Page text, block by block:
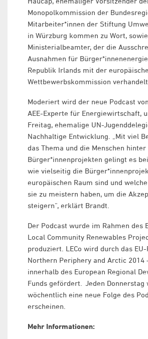
Monopolkommission der
Mitarbeiter*innen der Stiftung
in Würzburg kommen zu Wort,
Ministerialbeamter, der die
Ausnahmen für
Republik Irlands mit der
Wettbewerbskommission verhandelt.
Moderiert wird der neue Podcast
AEE-Experte für Energiewirtschaft,
Freitag, ehemalige UN-
Nachhaltige Entwicklung. „Mit viel
das Thema und die Menschen hinter
Bürger*innenprojekten gelingt es
wie vielseitig die
europäischen Raum sind und
sie zu meistern haben, um die
steigern“, erklärt Brandt.
Der Podcast wurde im Rahmen des
Local Community Renewables
produziert. LECo wird durch das
Northern Periphery and Arctic 2014
innerhalb des European Regional
Funds gefördert. Jeden Donnerstag
wöchentlich eine neue Folge des
erscheinen.
Mehr Informationen: